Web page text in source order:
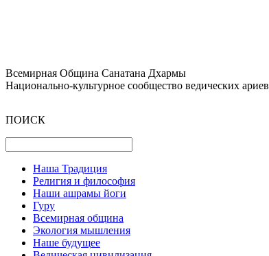
Всемирная Община Санатана Дхармы
Национально-культурное сообщество ведических ариев
ПОИСК
Наша Традиция
Религия и философия
Наши ашрамы йоги
Гуру
Всемирная община
Экология мышления
Наше будущее